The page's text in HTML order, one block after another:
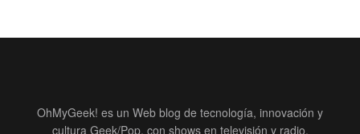
OhMyGeek! es un Web blog de tecnología, innovación y
cultura Geek/Pop, con shows en televisión y radio.